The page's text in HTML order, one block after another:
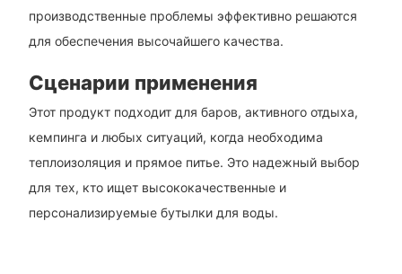
производственные проблемы эффективно решаются
для обеспечения высочайшего качества.
Сценарии применения
Этот продукт подходит для баров, активного отдыха,
кемпинга и любых ситуаций, когда необходима
теплоизоляция и прямое питье. Это надежный выбор
для тех, кто ищет высококачественные и
персонализируемые бутылки для воды.